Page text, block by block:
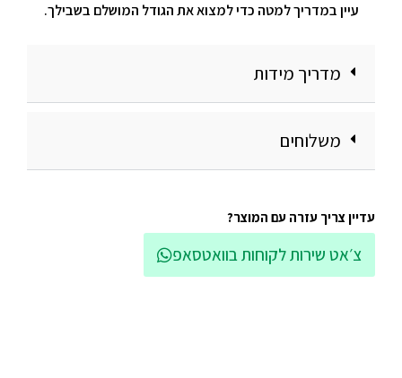
עיין במדריך למטה כדי למצוא את הגודל המושלם בשבילך.
מדריך מידות
משלוחים
עדיין צריך עזרה עם המוצר?
צ׳אט שירות לקוחות בוואטסאפ